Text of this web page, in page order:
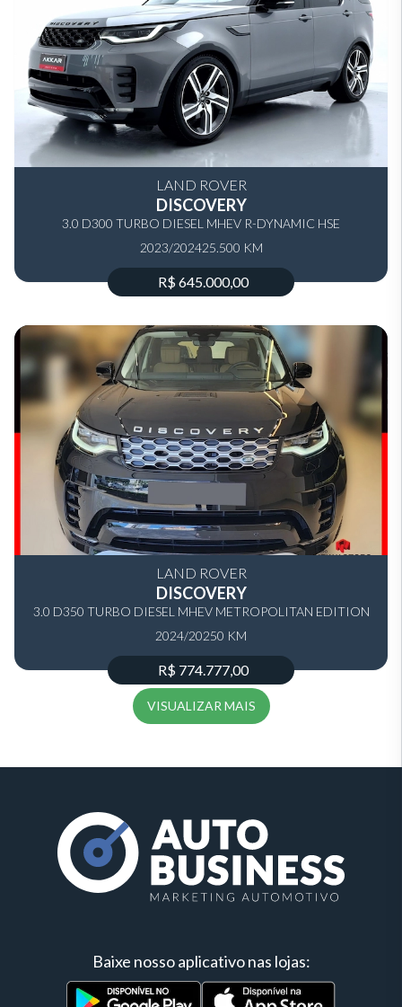
LAND ROVER
DISCOVERY
3.0 D300 TURBO DIESEL MHEV R-DYNAMIC HSE
AUTOMÁTICO
2023/202425.500 KM
R$ 645.000,00
LAND ROVER
DISCOVERY
3.0 D350 TURBO DIESEL MHEV METROPOLITAN EDITION
AUTOMÁTICO
2024/20250 KM
R$ 774.777,00
VISUALIZAR MAIS
Baixe nosso aplicativo nas lojas: